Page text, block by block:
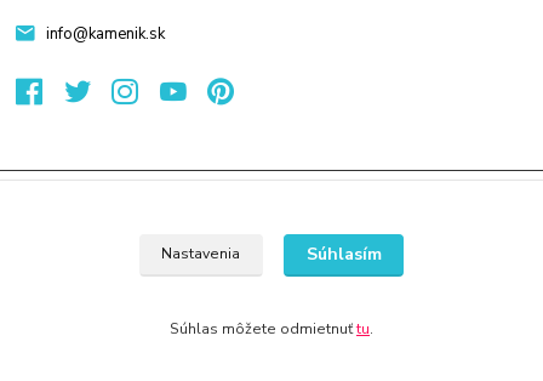
info@kamenik.sk
Eshop-rychlo.sk
Nastavenia
Súhlasím
Súhlas môžete odmietnuťtu.